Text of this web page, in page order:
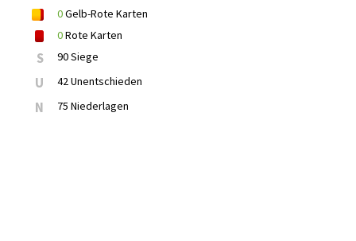
0Gelb-Rote Karten
0Rote Karten
S 90 Siege
U 42 Unentschieden
N 75 Niederlagen